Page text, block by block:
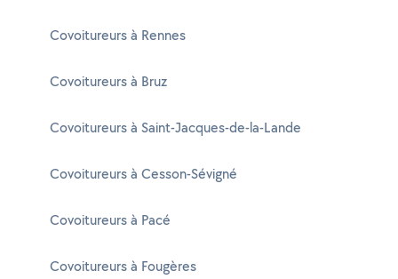
Covoitureurs à Rennes
Covoitureurs à Bruz
Covoitureurs à Saint-Jacques-de-la-Lande
Covoitureurs à Cesson-Sévigné
Covoitureurs à Pacé
Covoitureurs à Fougères